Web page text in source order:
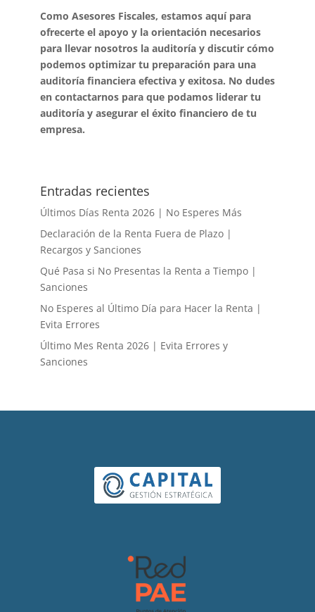
Como Asesores Fiscales, estamos aquí para
ofrecerte el apoyo y la orientación necesarios
para llevar nosotros la auditoría y discutir cómo
podemos optimizar tu preparación para una
auditoría financiera efectiva y exitosa. No dudes
en contactarnos para que podamos liderar tu
auditoría y asegurar el éxito financiero de tu
empresa.
Entradas recientes
Últimos Días Renta 2026 | No Esperes Más
Declaración de la Renta Fuera de Plazo |
Recargos y Sanciones
Qué Pasa si No Presentas la Renta a Tiempo |
Sanciones
No Esperes al Último Día para Hacer la Renta |
Evita Errores
Último Mes Renta 2026 | Evita Errores y
Sanciones